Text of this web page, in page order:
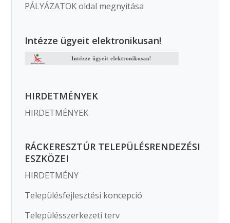
PÁLYÁZATOK oldal megnyitása
Intézze ügyeit elektronikusan!
HIRDETMÉNYEK
HIRDETMÉNYEK
RÁCKERESZTÚR TELEPÜLÉSRENDEZÉSI
ESZKÖZEI
HIRDETMÉNY
Településfejlesztési koncepció
Településszerkezeti terv